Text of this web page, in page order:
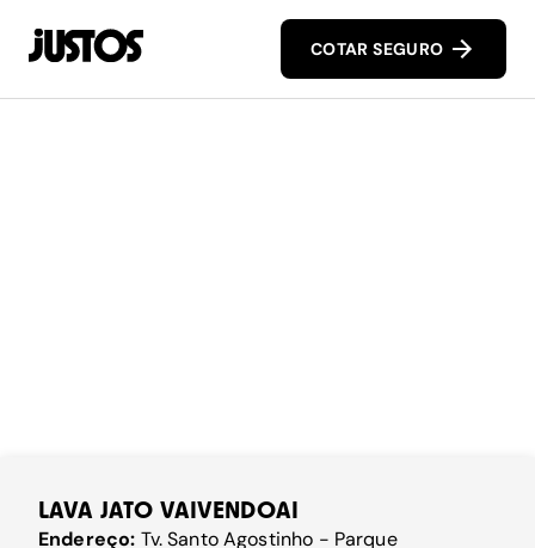
COTAR SEGURO
LAVA JATO VAIVENDOAI
Endereço: Tv. Santo Agostinho - Parque